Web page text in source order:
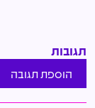
תגובות
הוספת תגובה